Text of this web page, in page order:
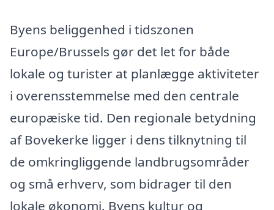
Byens beliggenhed i tidszonen
Europe/Brussels gør det let for både
lokale og turister at planlægge aktiviteter
i overensstemmelse med den centrale
europæiske tid. Den regionale betydning
af Bovekerke ligger i dens tilknytning til
de omkringliggende landbrugsområder
og små erhverv, som bidrager til den
lokale økonomi. Byens kultur og